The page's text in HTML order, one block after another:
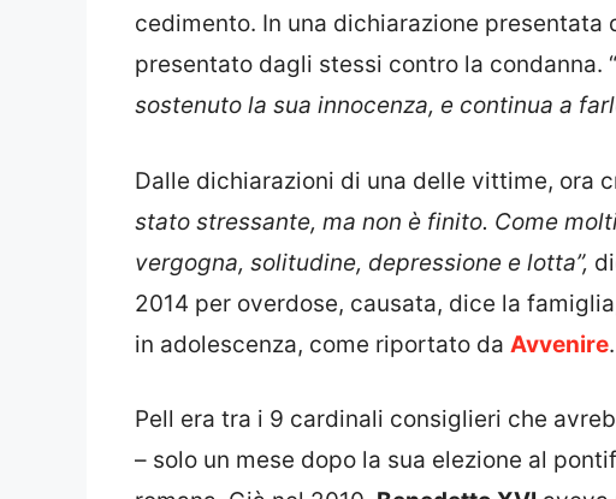
cedimento. In una dichiarazione
presentato dagli stessi contro la condanna. “
sostenuto la sua innocenza, e continua a
Dalle dichiarazioni di una delle vittime, ora
stato stressante, ma non è finito. Come
vergogna, solitudine, depressione e lotta”,
2014 per overdose, causata, dice la
in adolescenza, come riportato da Avvenire.
Pell era tra i 9 cardinali consiglieri che
– solo un mese dopo la sua elezione al